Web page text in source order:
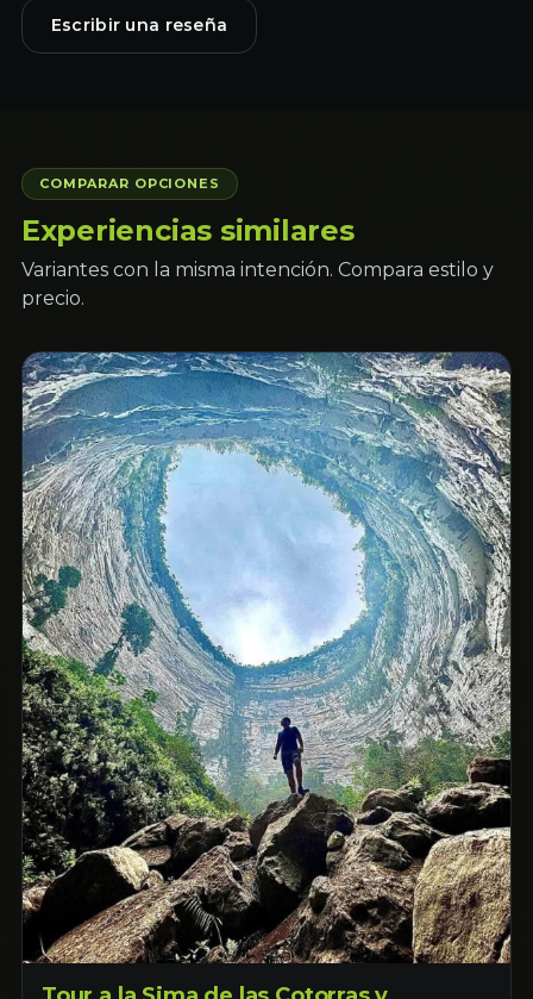
Escribir una reseña
COMPARAR OPCIONES
Experiencias similares
Variantes con la misma intención. Compara estilo y
precio.